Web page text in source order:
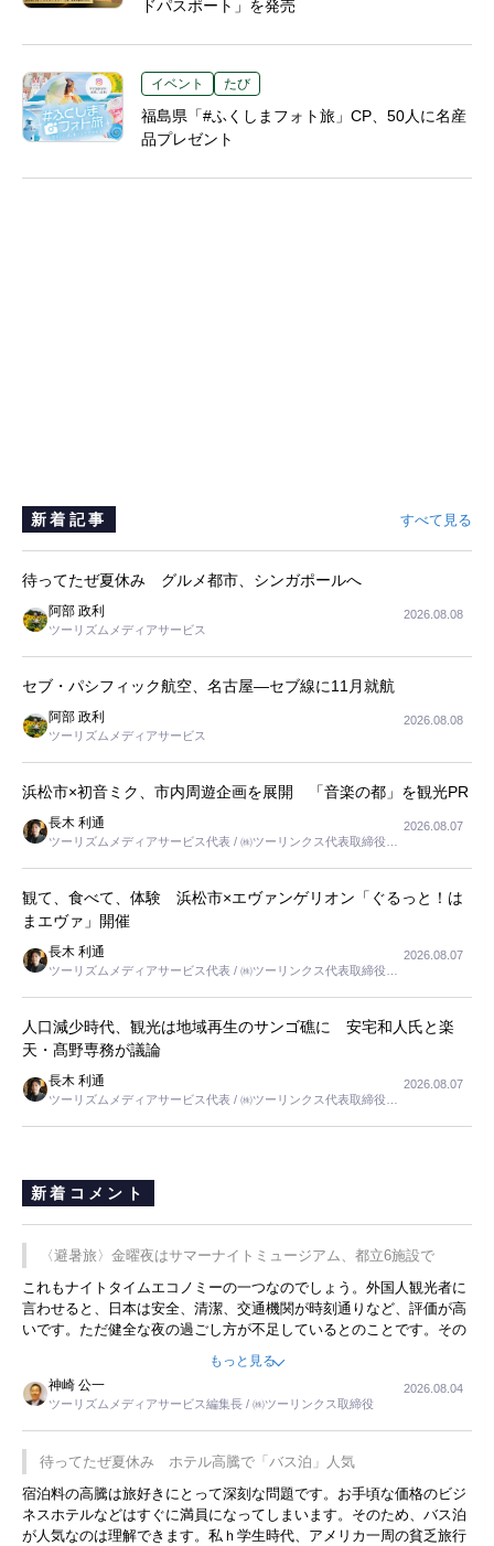
ドパスポート」を発売
イベント たび
福島県「#ふくしまフォト旅」CP、50人に名産
品プレゼント
新着記事 すべて見る
待ってたぜ夏休み グルメ都市、シンガポールへ
阿部 政利
ツーリズムメディアサービス
2026.08.08
セブ・パシフィック航空、名古屋―セブ線に11月就航
阿部 政利
ツーリズムメディアサービス
2026.08.08
浜松市×初音ミク、市内周遊企画を展開 「音楽の都」を観光PR
長木 利通
ツーリズムメディアサービス代表 / ㈱ツーリンクス代表取締役社
2026.08.07
観て、食べて、体験 浜松市×エヴァンゲリオン「ぐるっと！は
まエヴァ」開催
長木 利通
ツーリズムメディアサービス代表 / ㈱ツーリンクス代表取締役社
2026.08.07
人口減少時代、観光は地域再生のサンゴ礁に 安宅和人氏と楽
天・髙野専務が議論
長木 利通
ツーリズムメディアサービス代表 / ㈱ツーリンクス代表取締役社
2026.08.07
新着コメント
〈避暑旅〉金曜夜はサマーナイトミュージアム、都立6施設で
これもナイトタイムエコノミーの一つなのでしょう。外国人観光者に
言わせると、日本は安全、清潔、交通機関が時刻通りなど、評価が高
いです。ただ健全な夜の過ごし方が不足しているとのことです。その
ような意味で、金曜夜にこのようなイベントが行われれば、日本人に
限らず外国人にとっても楽しみが増えるでしょうね。
もっと見る
神崎 公一
ツーリズムメディアサービス編集長 / ㈱ツーリンクス取締役
2026.08.04
待ってたぜ夏休み ホテル高騰で「バス泊」人気
宿泊料の高騰は旅好きにとって深刻な問題です。お手頃な価格のビジ
ネスホテルなどはすぐに満員になってしまいます。そのため、バス泊
が人気なのは理解できます。私ｈ学生時代、アメリカ一周の貧乏旅行